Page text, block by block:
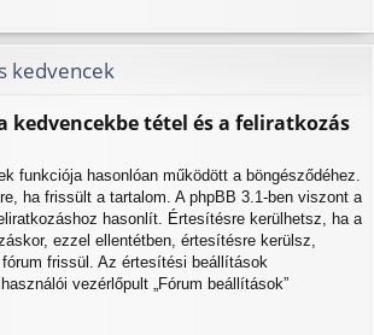
kedvencek
kedvencekbe tétel és a feliratkozás
funkciója hasonlóan működött a böngésződéhez.
ha frissült a tartalom. A phpBB 3.1-ben viszont a
hasonlít. Értesítésre kerülhetsz, ha a
ezzel ellentétben, értesítésre kerülsz,
frissül. Az értesítési beállítások
vezérlőpult „Fórum beállítások”